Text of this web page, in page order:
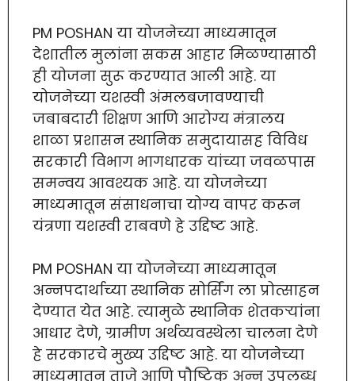
PM POSHAN या योजनेच्या माध्यमातून
देशातील मुलांना सकस आहार मिळण्यासाठी
ही योजना सुरू करण्यात आली आहे. या
योजनेच्या यशस्वी अंमलबजावण्याची
जबाबदारी शिक्षण आणि आरोग्य मंत्रालय
शाळा प्रशासन स्थानिक समुदायासह विविध
सरकारी विभाग भागधारक यांच्या जवळपास
समन्वय आवश्यक आहे. या योजनेच्या
माध्यमातून संसाधनाचा योग्य वापर करून
यंत्रणा यशस्वी राबवणे हे उद्दिष्ट आहे.
PM POSHAN या योजनेच्या माध्यमातून
अन्नपदार्थाच्या स्थानिक सोर्सिंग ला प्रोत्साहन
देण्यात येत आहे. त्यामुळे स्थानिक शेतकऱ्यांना
आधार देणे, ग्रामीण अर्थव्यवस्थेला चालना देणे
हे सरकारचे मुख्य उद्दिष्ट आहे. या योजनेच्या
माध्यमातून ताजे आणि पौष्टिक अन्न उपलब्ध